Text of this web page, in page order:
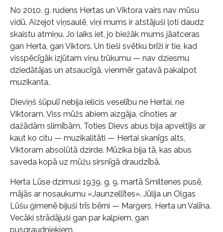
No 2010. g. rudens Hertas un Viktora vairs nav mūsu
vidū. Aizejot viņsaulē, viņi mums ir atstājuši ļoti daudz
skaistu atmiņu. Jo laiks iet, jo biežāk mums jāatceras
gan Herta, gan Viktors. Un tieši svētku brīži ir tie, kad
visspēcīgāk izjūtam viņu trūkumu — nav dziesmu
dziedātājas un atsaucīgā, vienmēr gatavā pakalpot
muzikanta.
Dieviņš šūpulī nebija ielicis veselību ne Hertai, ne
Viktoram. Viss mūžs abiem aizgāja, cīnoties ar
dažādām slimībām. Toties Dievs abus bija apveltījis ar
kaut ko citu — muzikalitāti — Hertai skanīgs alts,
Viktoram absolūtā dzirde. Mūzika bija tā, kas abus
saveda kopā uz mūžu sirsnīgā draudzībā.
Herta Lūse dzimusi 1939. g. 9. martā Smiltenes pusē,
mājās ar nosaukumu «Jaunzellītes». Jūlija un Olgas
Lūšu ģimenē bijuši trīs bērni — Marģers, Herta un Valīna.
Vecāki strādājuši gan par kalpiem, gan
pusgraudniekiem.